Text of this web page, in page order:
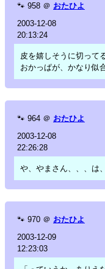
🐾 958 ＠ おたひよ
2003-12-08
20:13:24
皮を嬉しそうに切って
おかっぱが、かなり似
🐾 964 ＠ おたひよ
2003-12-08
22:26:28
や、やまさん、、、は
🐾 970 ＠ おたひよ
2003-12-09
12:23:03